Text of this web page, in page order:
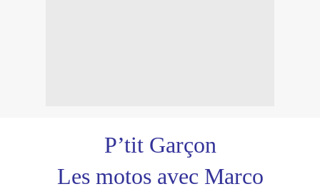
P’tit Garçon
Les motos avec Marco